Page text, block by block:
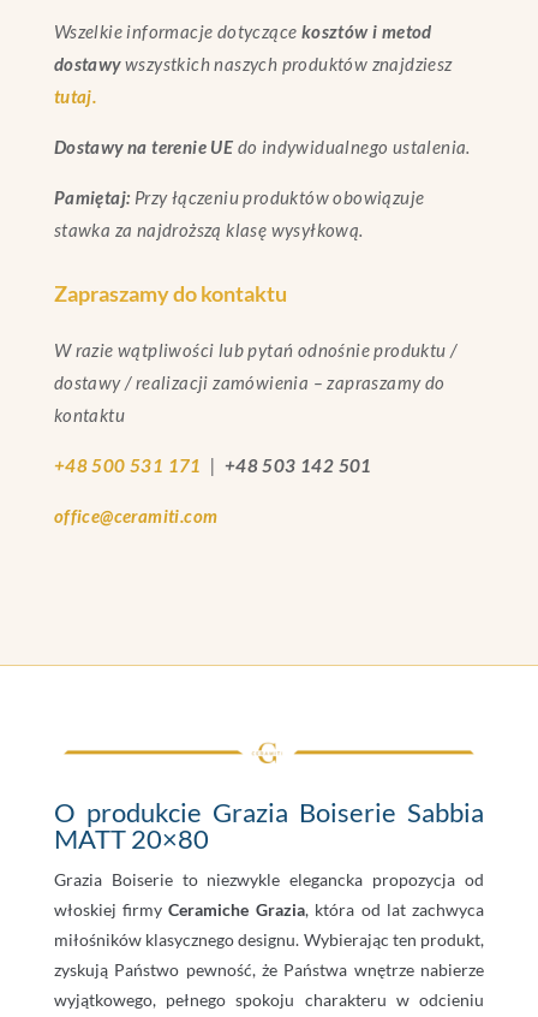
Wszelkie informacje dotyczące kosztów i metod
dostawywszystkich naszych produktów znajdziesz
tutaj.
Dostawy na terenie UE do indywidualnego ustalenia.
Pamiętaj: Przy łączeniu produktów obowiązuje
stawka za najdroższą klasę wysyłkową.
Zapraszamy do kontaktu
W razie wątpliwości lub pytań odnośnie produktu /
dostawy / realizacji zamówienia – zapraszamy do
kontaktu
+48 500 531 171 | +48 503 142 501
office@ceramiti.com
O produkcie Grazia Boiserie Sabbia
MATT 20×80
Grazia Boiserie to niezwykle elegancka propozycja od
włoskiej firmyCeramiche Grazia, która od lat zachwyca
miłośników klasycznego designu. Wybierając ten produkt,
zyskują Państwo pewność, że Państwa wnętrze nabierze
wyjątkowego, pełnego spokoju charakteru w odcieniu